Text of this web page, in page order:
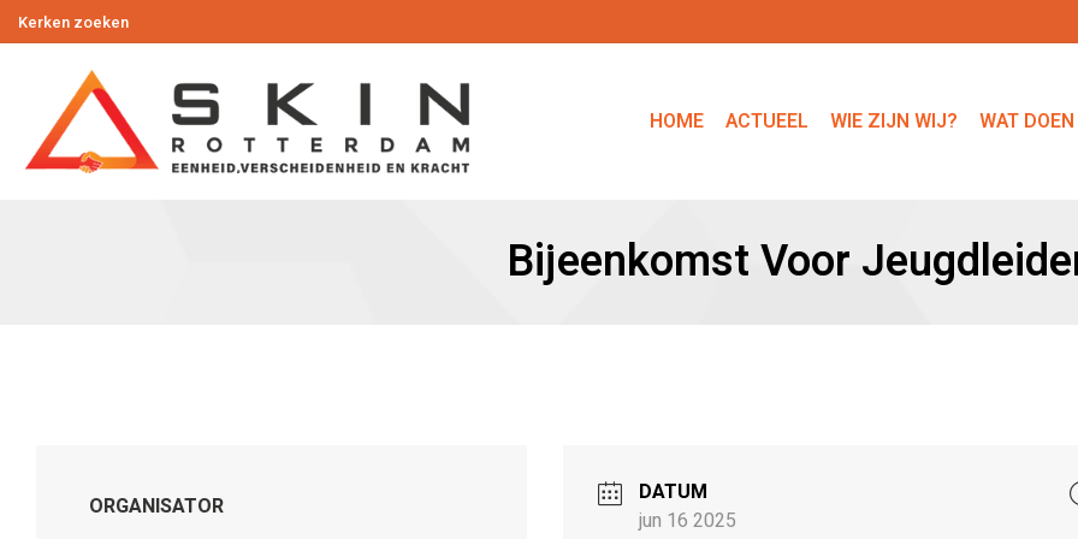
Kerken zoeken
HOME ACTUEEL WIE ZIJN WIJ? WAT
Bijeenkomst Voor
ORGANISATOR
DATUM
jun 16 2025